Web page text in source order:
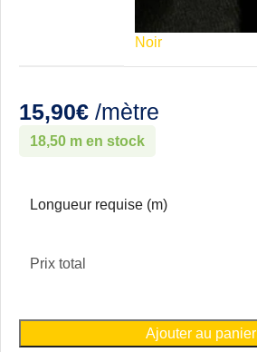
Noir
15,90€ /mètre
18,50 m en stock
Longueur requise (m)
Prix total
Ajouter au panier